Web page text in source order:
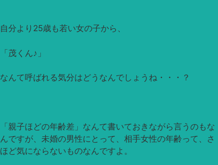
自分より25歳も若い女の子から、
「茂くん♪」
なんて呼ばれる気分はどうなんでしょうね・・・？
「親子ほどの年齢差」なんて書いておきながら言うのもな
んですが、未婚の男性にとって、相手女性の年齢って、さ
ほど気にならないものなんですよ。